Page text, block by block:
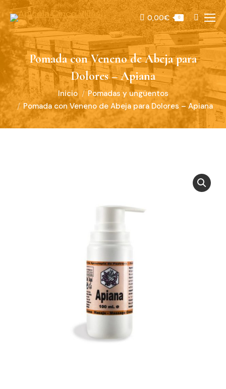
0,00€ 0 Buscar:
Pomada con Veneno de Abeja para
Dolores – Apiana
Estás aquí: Inicio
Pomadas y ungüentos
Pomada con Veneno de Abeja para Dolores – Apiana